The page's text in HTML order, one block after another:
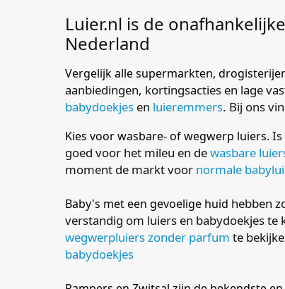
Luier.nl is de
Nederland
Vergelijk alle supermarkten,
aanbiedingen, kortingsacties en lage
babydoekjes en luieremmers. Bij ons
Kies voor wasbare- of wegwerp luiers. Is
goed voor het mileu en dewasbare
moment de markt voor normale
Baby's met een gevoelige huid hebben
verstandig om luiers en babydoekjes
wegwerpluiers zonder parfum te
babydoekjes